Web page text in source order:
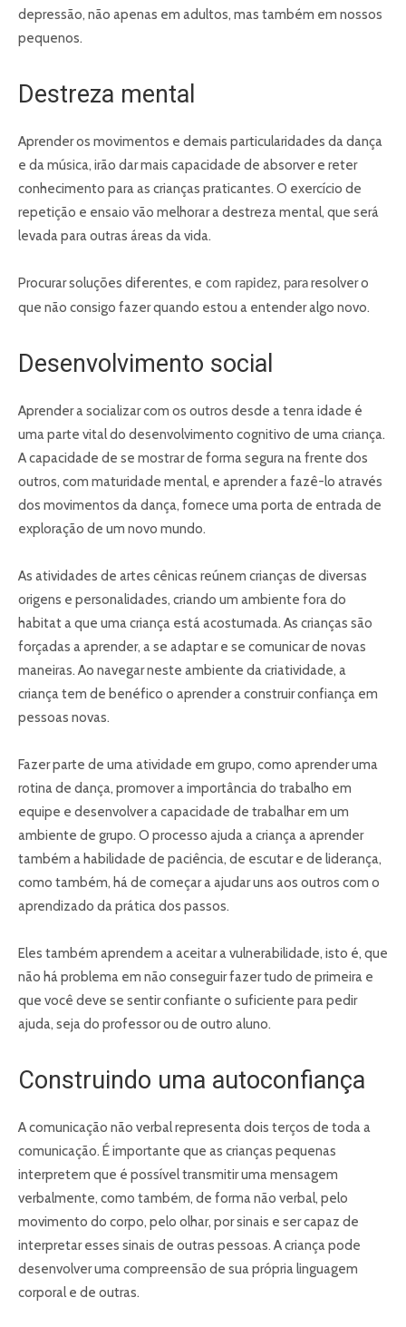
depressão, não apenas em adultos, mas também em nossos
pequenos.
Destreza mental
Aprender os movimentos e demais particularidades da dança
e da música, irão dar mais capacidade de absorver e reter
conhecimento para as crianças praticantes. O exercício de
repetição e ensaio vão melhorar a destreza mental, que será
levada para outras áreas da vida.
Procurar soluções diferentes, e com rapidez, para resolver o
que não consigo fazer quando estou a entender algo novo.
Desenvolvimento social
Aprender a socializar com os outros desde a tenra idade é
uma parte vital do desenvolvimento cognitivo de uma criança.
A capacidade de se mostrar de forma segura na frente dos
outros, com maturidade mental, e aprender a fazê-lo através
dos movimentos da dança, fornece uma porta de entrada de
exploração de um novo mundo.
As atividades de artes cênicas reúnem crianças de diversas
origens e personalidades, criando um ambiente fora do
habitat a que uma criança está acostumada. As crianças são
forçadas a aprender, a se adaptar e se comunicar de novas
maneiras. Ao navegar neste ambiente da criatividade, a
criança tem de benéfico o aprender a construir confiança em
pessoas novas.
Fazer parte de uma atividade em grupo, como aprender uma
rotina de dança, promover a importância do trabalho em
equipe e desenvolver a capacidade de trabalhar em um
ambiente de grupo. O processo ajuda a criança a aprender
também a habilidade de paciência, de escutar e de liderança,
como também, há de começar a ajudar uns aos outros com o
aprendizado da prática dos passos.
Eles também aprendem a aceitar a vulnerabilidade, isto é, que
não há problema em não conseguir fazer tudo de primeira e
que você deve se sentir confiante o suficiente para pedir
ajuda, seja do professor ou de outro aluno.
Construindo uma autoconfiança
A comunicação não verbal representa dois terços de toda a
comunicação. É importante que as crianças pequenas
interpretem que é possível transmitir uma mensagem
verbalmente, como também, de forma não verbal, pelo
movimento do corpo, pelo olhar, por sinais e ser capaz de
interpretar esses sinais de outras pessoas. A criança pode
desenvolver uma compreensão de sua própria linguagem
corporal e de outras.